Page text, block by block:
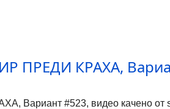
КРАХА,
#523, видео качено от